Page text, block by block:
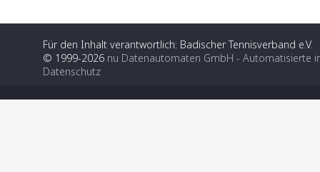
Für den Inhalt verantwortlich: Badischer Tennisverband e.V.
© 1999-2026 nu Datenautomaten GmbH - Automatisierte
Datenschutz